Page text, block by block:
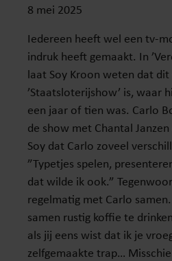
8 mei 2025
Iedereen heeft wel een tv-
indruk heeft gemaakt. In
laat Soy Kroon weten dat
’Staatsloterijshow’ is, waar
een jaar of tien was. Carlo
de show met Chantal
Soy dat Carlo zoveel
”Typetjes spelen,
dat wilde ik ook.”
regelmatig met Carlo
samen rustig koffie te
als jij eens wist dat ik je
zelfgemaakte trap…